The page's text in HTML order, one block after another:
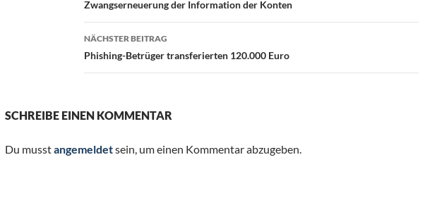
Zwangserneuerung der Information der Konten
NÄCHSTER BEITRAG
Phishing-Betrüger transferierten 120.000 Euro
SCHREIBE EINEN KOMMENTAR
Du musstangemeldetsein, um einen Kommentar abzugeben.